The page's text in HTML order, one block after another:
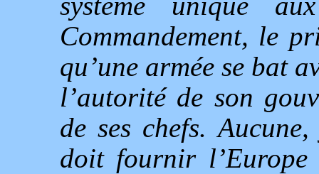
Commandement, le
qu’une armée se bat
l’autorité de son
de ses chefs.
doit fournir